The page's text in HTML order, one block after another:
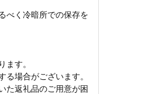
べく冷暗所での保存を
ます。
る場合がございます。
た返礼品のご用意が困